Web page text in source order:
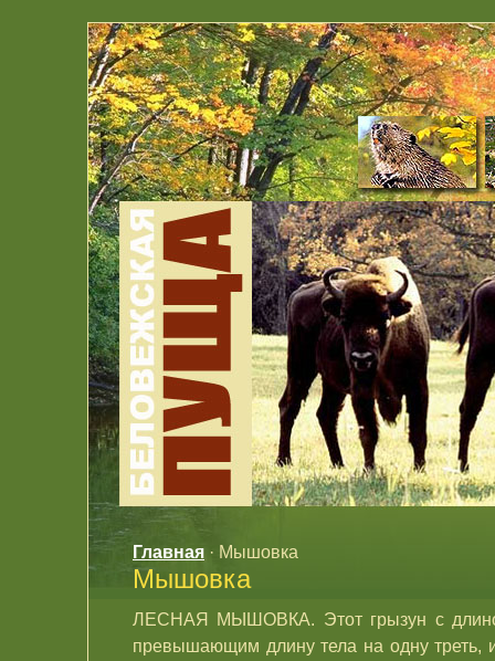
Главная · Мышовка
Мышовка
ЛЕСНАЯ МЫШОВКА. Этот грызун с
превышающим длину тела на одну треть,